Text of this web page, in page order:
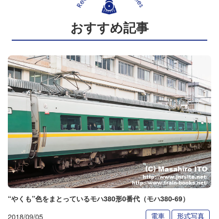
おすすめ記事
“やくも”色をまとっているモハ380形0番代（モハ380-69）
2018/09/05 電車 形式写真